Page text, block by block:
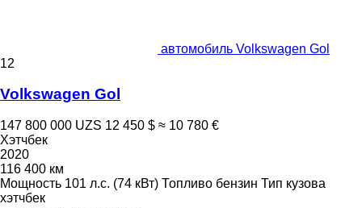
автомобиль Volkswagen Gol
12
Volkswagen Gol
147 800 000 UZS 12 450 $ ≈ 10 780 €
Хэтчбек
2020
116 400 км
Мощность 101 л.с. (74 кВт) Топливо бензин Тип кузова
хэтчбек